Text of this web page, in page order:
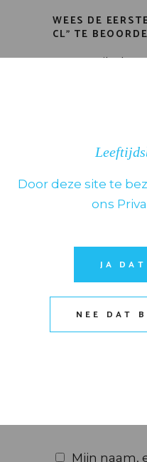
Door deze site te
ons
JA
NEE DAT
WEES DE
CL” TE
Je e-
Mijn naam,